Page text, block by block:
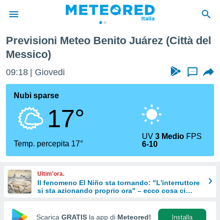
di
per
di
Web
le
Previsioni Meteo Benito Juárez (Città del
Messico)
09:18 Giovedi ...
Nubi sparse
17°
Temp. percepita 17°
UV3 Medio FPS
6-10
Ultim'ora.
Il fenomeno El Niño sta tornando: "L'interruttore
si sta azionando proprio ora" – ecco cosa ci
Scarica GRATIS la app di Meteored! Installa